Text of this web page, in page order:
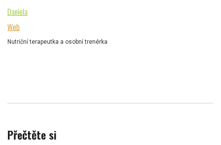
Daniela
Web
Nutriční terapeutka a osobní trenérka
Přečtěte si